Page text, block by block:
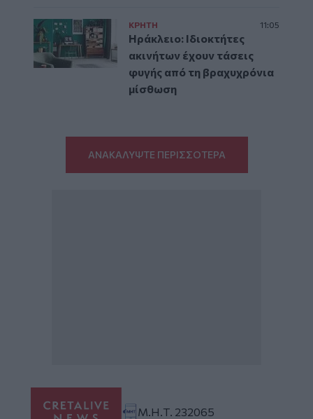
ΚΡΗΤΗ 11:05
Ηράκλειο: Ιδιοκτήτες
ακινήτων έχουν τάσεις
φυγής από τη βραχυχρόνια
μίσθωση
ΑΝΑΚΑΛΥΨΤΕ ΠΕΡΙΣΣΟΤΕΡΑ
Μ.Η.Τ. 232065